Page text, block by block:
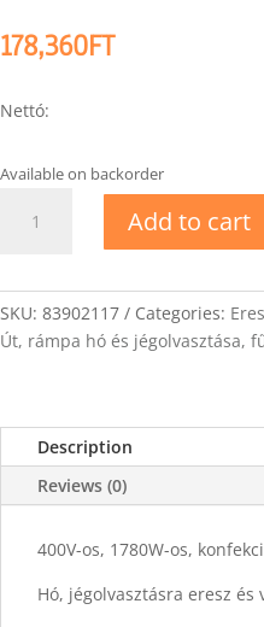
178,360FT
Nettó:
Available on backorder
quantity
Add to cart
SKU: 83902117 Categories:
Út, rámpa hó és jégolvasztása,
Description
Reviews (0)
400V-os, 1780W-os,
Hó, jégolvasztásra eresz és